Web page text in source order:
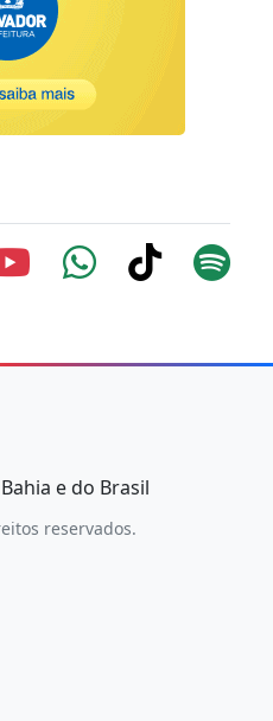
e do Brasil
reservados.